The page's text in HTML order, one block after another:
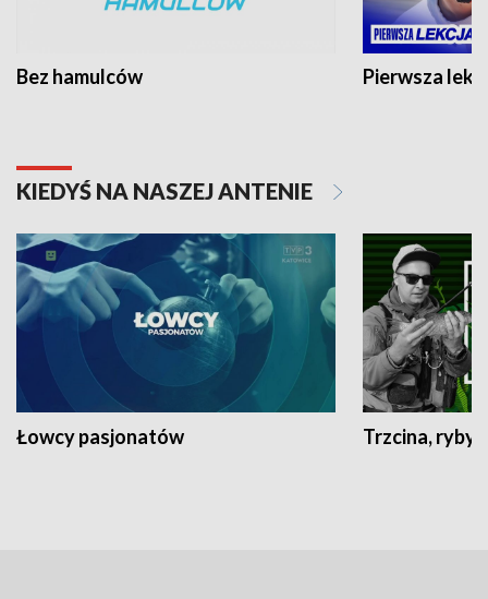
Bez hamulców Pierwsza
KIEDYŚ NA NASZEJ ANTENIE
Łowcy pasjonatów Trzcina, ryby